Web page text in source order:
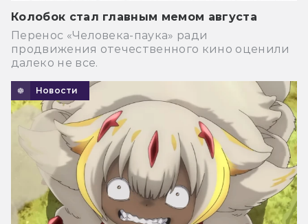
Колобок стал главным мемом августа
Перенос «Человека-паука» ради
продвижения отечественного кино оценили
далеко не все.
Новости